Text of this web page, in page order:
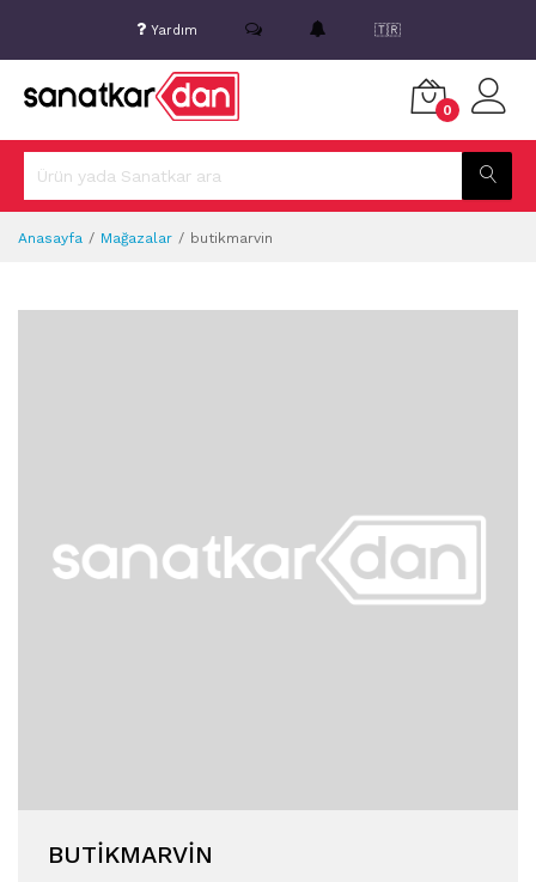
Yardım 🇹🇷
0
Anasayfa Mağazalar butikmarvin
BUTIKMARVIN